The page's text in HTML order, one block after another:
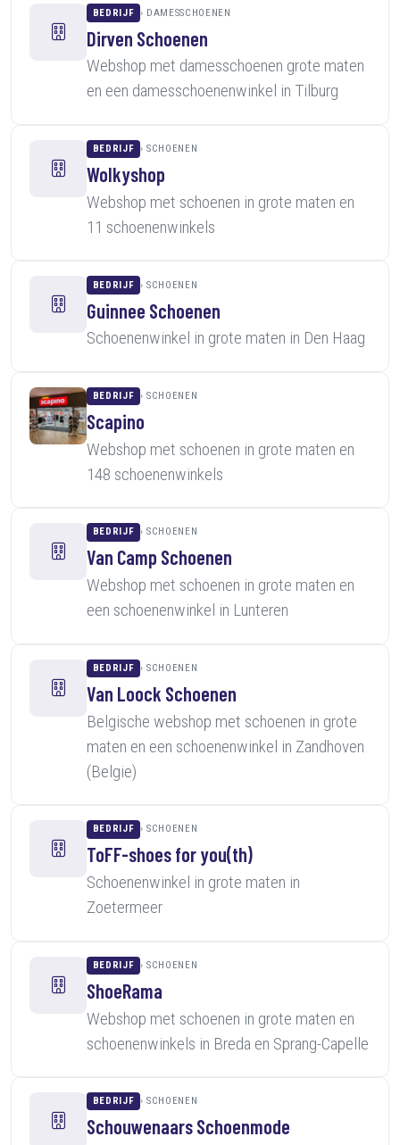
BEDRIJF DAMESSCHOENEN
Dirven Schoenen
Webshop met damesschoenen grote maten
en een damesschoenenwinkel in Tilburg
BEDRIJF SCHOENEN
Wolkyshop
Webshop met schoenen in grote maten en
11 schoenenwinkels
BEDRIJF SCHOENEN
Guinnee Schoenen
Schoenenwinkel in grote maten in Den Haag
BEDRIJF SCHOENEN
Scapino
Webshop met schoenen in grote maten en
148 schoenenwinkels
BEDRIJF SCHOENEN
Van Camp Schoenen
Webshop met schoenen in grote maten en
een schoenenwinkel in Lunteren
BEDRIJF SCHOENEN
Van Loock Schoenen
Belgische webshop met schoenen in grote
maten en een schoenenwinkel in Zandhoven
(Belgie)
BEDRIJF SCHOENEN
ToFF-shoes for you(th)
Schoenenwinkel in grote maten in
Zoetermeer
BEDRIJF SCHOENEN
ShoeRama
Webshop met schoenen in grote maten en
schoenenwinkels in Breda en Sprang-Capelle
BEDRIJF SCHOENEN
Schouwenaars Schoenmode